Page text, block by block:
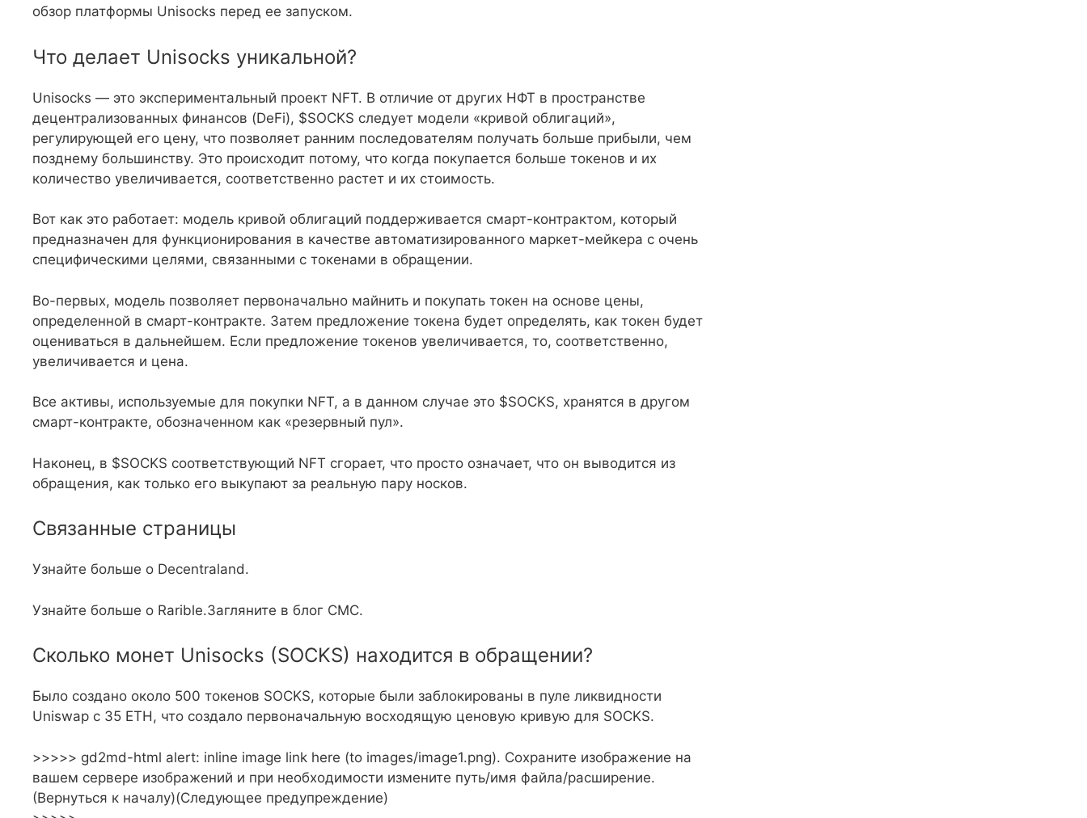
обзор платформы Unisocks перед ее запуском.
Что делает Unisocks уникальной?
Unisocks — это экспериментальный проект NFT. В отличие от других НФТ в пространстве
децентрализованных финансов (DeFi), $SOCKS следует модели «кривой облигаций»,
регулирующей его цену, что позволяет ранним последователям получать больше прибыли, чем
позднему большинству. Это происходит потому, что когда покупается больше токенов и их
количество увеличивается, соответственно растет и их стоимость.
Вот как это работает: модель кривой облигаций поддерживается смарт-контрактом, который
предназначен для функционирования в качестве автоматизированного маркет-мейкера с очень
специфическими целями, связанными с токенами в обращении.
Во-первых, модель позволяет первоначально майнить и покупать токен на основе цены,
определенной в смарт-контракте. Затем предложение токена будет определять, как токен будет
оцениваться в дальнейшем. Если предложение токенов увеличивается, то, соответственно,
увеличивается и цена.
Все активы, используемые для покупки NFT, а в данном случае это $SOCKS, хранятся в другом
смарт-контракте, обозначенном как «резервный пул».
Наконец, в $SOCKS соответствующий NFT сгорает, что просто означает, что он выводится из
обращения, как только его выкупают за реальную пару носков.
Связанные страницы
Узнайте больше о Decentraland.
Узнайте больше о Rarible.Загляните в блог CMC.
Сколько монет Unisocks (SOCKS) находится в обращении?
Было создано около 500 токенов SOCKS, которые были заблокированы в пуле ликвидности
Uniswap с 35 ETH, что создало первоначальную восходящую ценовую кривую для SOCKS.
>>>>> gd2md-html alert: inline image link here (to images/image1.png). Сохраните изображение на
вашем сервере изображений и при необходимости измените путь/имя файла/расширение.
(Вернуться к началу)(Следующее предупреждение)